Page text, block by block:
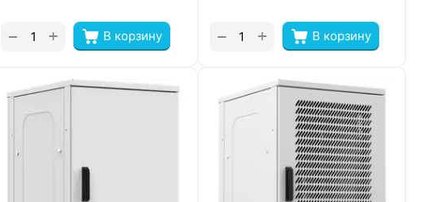
В корзину
+
− В корзину
+
−